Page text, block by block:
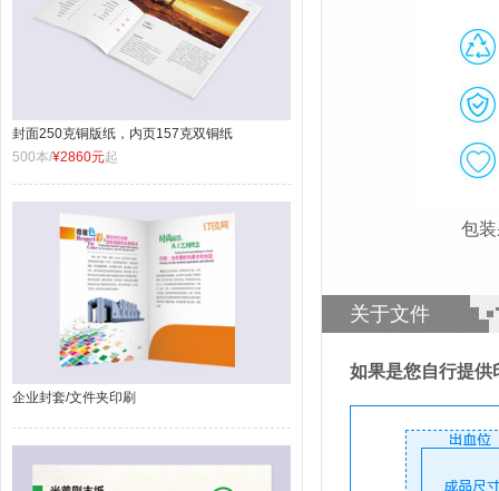
封面250克铜版纸，内页157克双铜纸
500本/¥2860元起
企业封套/文件夹印刷
包
关于文件
如果是您自行提供